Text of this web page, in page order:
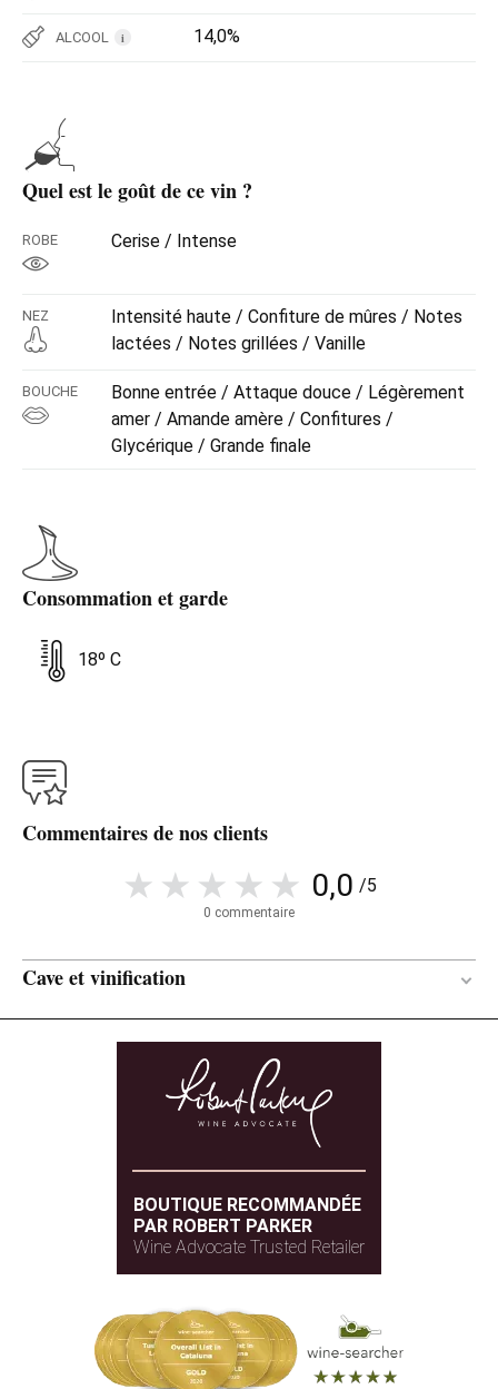
ALCOOL i 14,0%
Quel est le goût de ce vin ?
ROBE Cerise / Intense
NEZ
Intensité haute / Confiture de mûres / Notes
lactées / Notes grillées / Vanille
BOUCHE
Bonne entrée / Attaque douce / Légèrement
amer / Amande amère / Confitures /
Glycérique / Grande finale
Consommation et garde
18º C
Commentaires de nos clients
0,0 /5
0 commentaire
Cave et vinification
Entre 12 et 36 mois
BOUTIQUE RECOMMANDÉE
PAR ROBERT PARKER
Wine Advocate Trusted Retailer